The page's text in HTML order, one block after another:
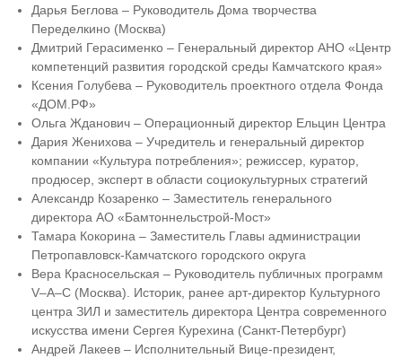
Дарья Беглова – Руководитель Дома творчества
Переделкино (Москва)
Дмитрий Герасименко – Генеральный директор АНО «Центр
компетенций развития городской среды Камчатского края»
Ксения Голубева – Руководитель проектного отдела Фонда
«ДОМ.РФ»
Ольга Жданович – Операционный директор Ельцин Центра
Дария Женихова – Учредитель и генеральный директор
компании «Культура потребления»; режиссер, куратор,
продюсер, эксперт в области социокультурных стратегий
Александр Козаренко – Заместитель генерального
директора АО «Бамтоннельстрой-Мост»
Тамара Кокорина – Заместитель Главы администрации
Петропавловск-Камчатского городского округа
Вера Красносельская – Руководитель публичных программ
V–A–C (Москва). Историк, ранее арт-директор Культурного
центра ЗИЛ и заместитель директора Центра современного
искусства имени Сергея Курехина (Санкт-Петербург)
Андрей Лакеев – Исполнительный Вице-президент,